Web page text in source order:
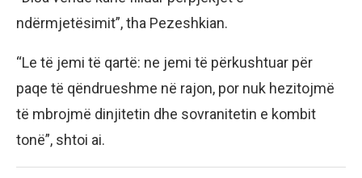
ndërmjetësimit”, tha Pezeshkian.
“Le të jemi të qartë: ne jemi të përkushtuar për
paqe të qëndrueshme në rajon, por nuk hezitojmë
të mbrojmë dinjitetin dhe sovranitetin e kombit
tonë”, shtoi ai.